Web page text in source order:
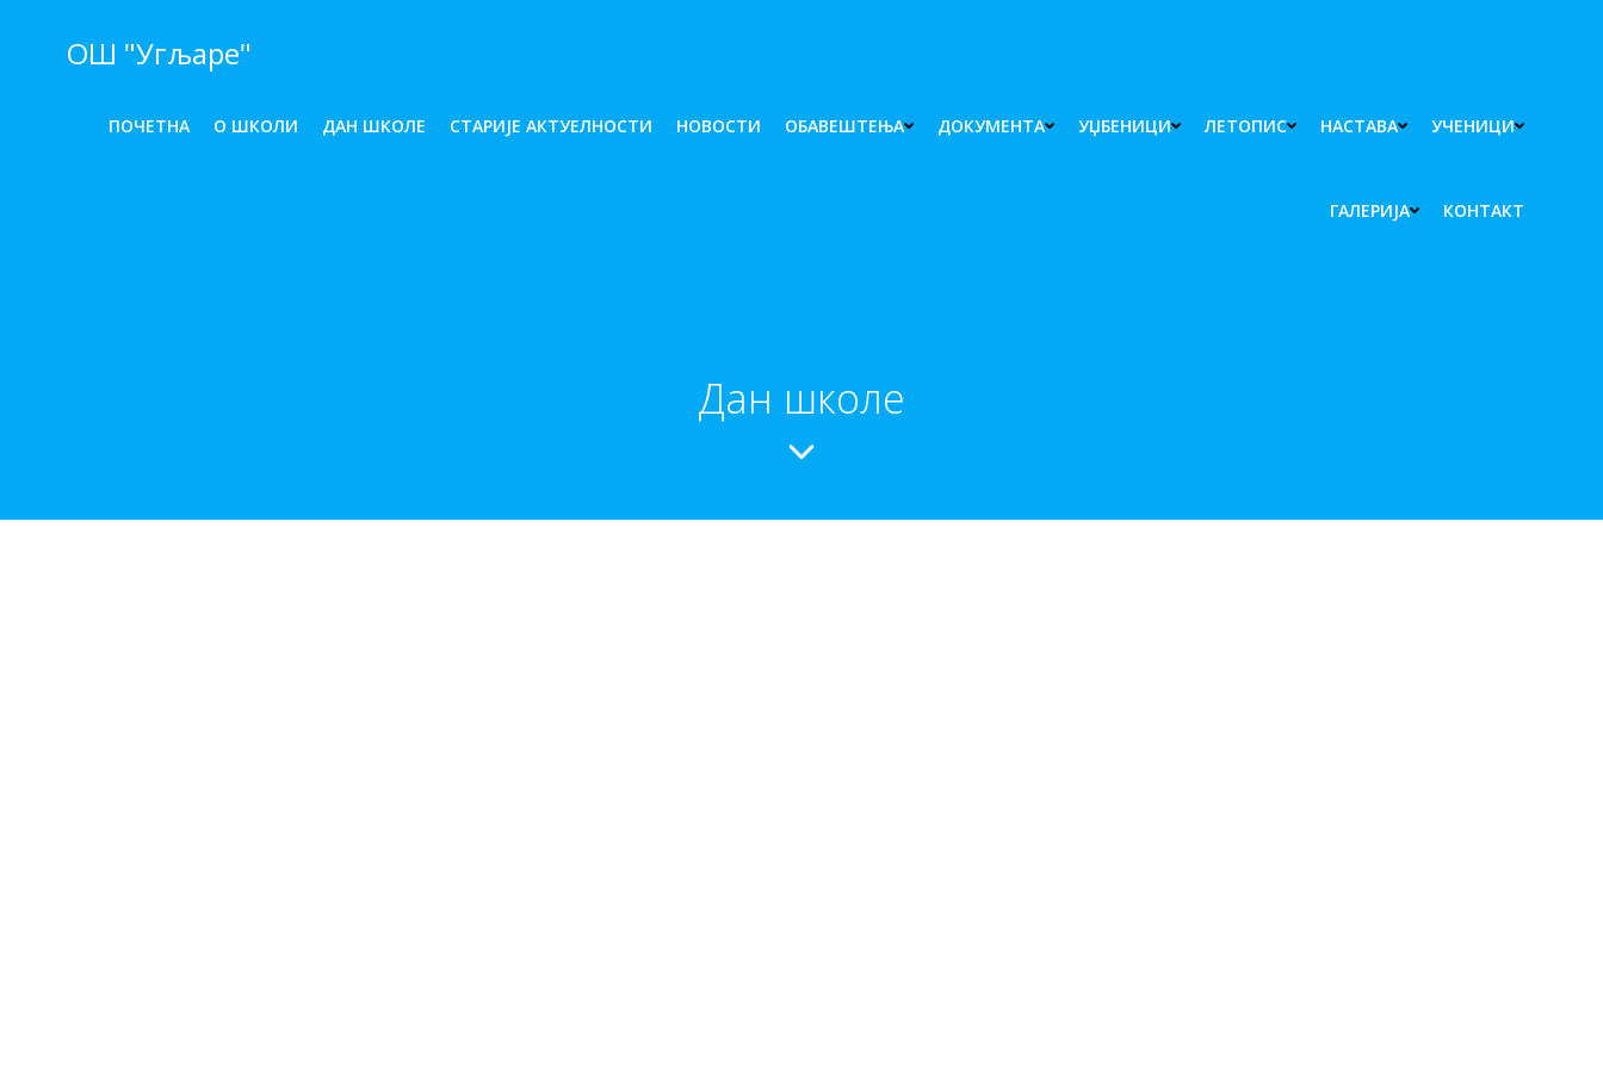
ОШ "Угљаре"
ПОЧЕТНА O ШКОЛИ ДАН ШКОЛЕ СТАРИЈЕ АКТУЕЛНОСТИ НОВОСТИ ОБАВЕШТЕЊА ДОКУМЕНТА УЏБЕНИЦИ ЛЕТОПИС НАСТАВА УЧЕНИЦИ
ГАЛЕРИЈА КОНТАКТ
Дан школе